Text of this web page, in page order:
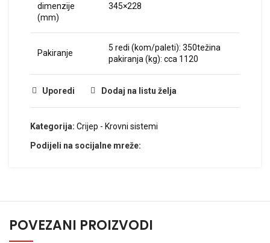
dimenzije
(mm)
345×228
Pakiranje
5 redi (kom/paleti): 350težina
pakiranja (kg): cca 1120
Uporedi Dodaj na listu želja
Kategorija: Crijep - Krovni sistemi
Podijeli na socijalne mreže:
POVEZANI PROIZVODI